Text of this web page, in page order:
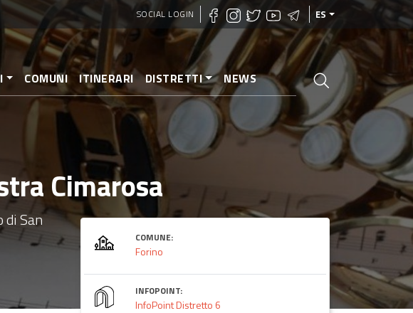
SOCIAL LOGIN ES
COMUNI ITINERARI DISTRETTI NEWS
Cimarosa
di San
COMUNE:
Forino
INFOPOINT:
InfoPoint Distretto 6